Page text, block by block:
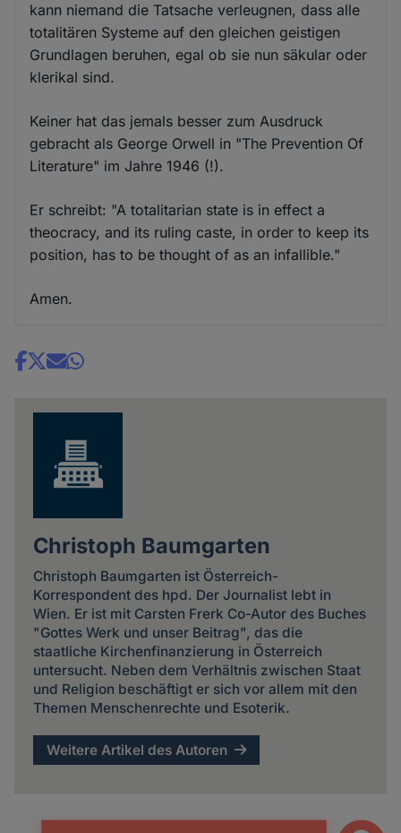
kann niemand die Tatsache verleugnen, dass alle
totalitären Systeme auf den gleichen geistigen
Grundlagen beruhen, egal ob sie nun säkular oder
klerikal sind.
Keiner hat das jemals besser zum Ausdruck
gebracht als George Orwell in "The Prevention Of
Literature" im Jahre 1946 (!).
Er schreibt: "A totalitarian state is in effect a
theocracy, and its ruling caste, in order to keep its
position, has to be thought of as an infallible."
Amen.
Share
Christoph Baumgarten
Christoph Baumgarten ist Österreich-
Korrespondent des hpd. Der Journalist lebt in
Wien. Er ist mit Carsten Frerk Co-Autor des Buches
"Gottes Werk und unser Beitrag", das die
staatliche Kirchenfinanzierung in Österreich
untersucht. Neben dem Verhältnis zwischen Staat
und Religion beschäftigt er sich vor allem mit den
Themen Menschenrechte und Esoterik.
Weitere Artikel des Autoren